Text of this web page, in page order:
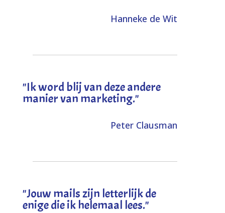
Hanneke de Wit
"Ik word blij van deze andere
manier van marketing."
Peter Clausman
"Jouw mails zijn letterlijk de
enige die ik helemaal lees."